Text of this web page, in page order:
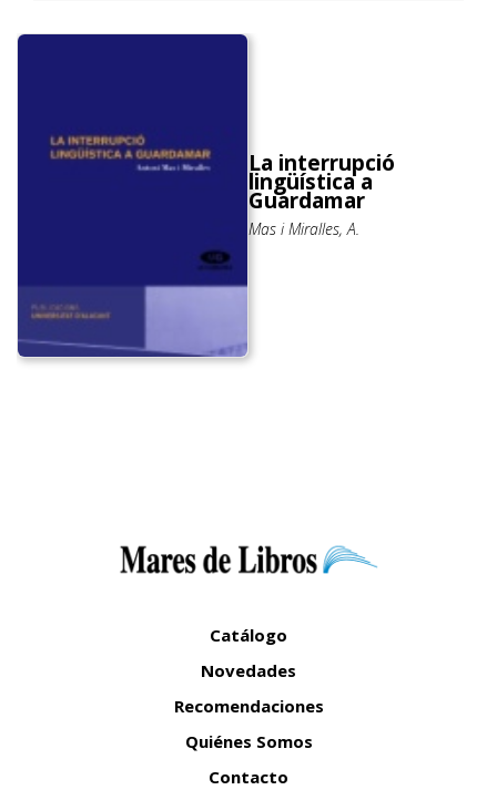
La interrupció
lingüística a
Guardamar
Mas i Miralles, A.
Catálogo
Novedades
Recomendaciones
Quiénes Somos
Contacto